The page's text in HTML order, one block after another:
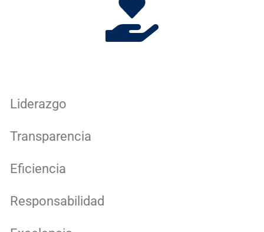
Liderazgo
Transparencia
Eficiencia
Responsabilidad